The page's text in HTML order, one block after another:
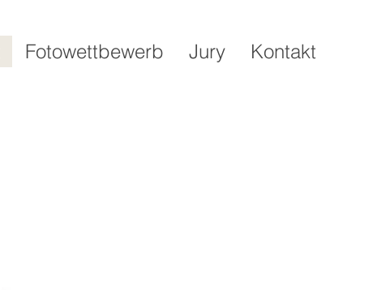
Fotowettbewerb Jury Kontakt